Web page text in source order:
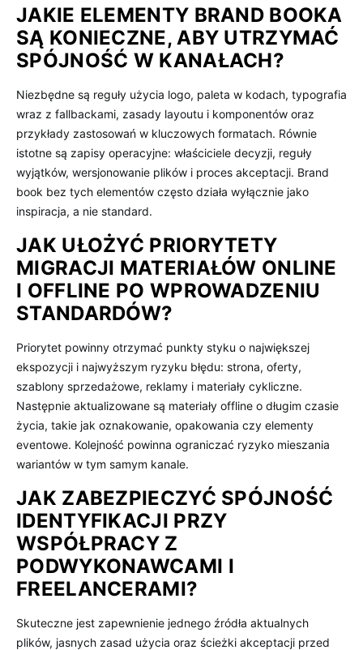
JAKIE ELEMENTY BRAND BOOKA
SĄ KONIECZNE, ABY UTRZYMAĆ
SPÓJNOŚĆ W KANAŁACH?
Niezbędne są reguły użycia logo, paleta w kodach, typografia
wraz z fallbackami, zasady layoutu i komponentów oraz
przykłady zastosowań w kluczowych formatach. Równie
istotne są zapisy operacyjne: właściciele decyzji, reguły
wyjątków, wersjonowanie plików i proces akceptacji. Brand
book bez tych elementów często działa wyłącznie jako
inspiracja, a nie standard.
JAK UŁOŻYĆ PRIORYTETY
MIGRACJI MATERIAŁÓW ONLINE
I OFFLINE PO WPROWADZENIU
STANDARDÓW?
Priorytet powinny otrzymać punkty styku o największej
ekspozycji i najwyższym ryzyku błędu: strona, oferty,
szablony sprzedażowe, reklamy i materiały cykliczne.
Następnie aktualizowane są materiały offline o długim czasie
życia, takie jak oznakowanie, opakowania czy elementy
eventowe. Kolejność powinna ograniczać ryzyko mieszania
wariantów w tym samym kanale.
JAK ZABEZPIECZYĆ SPÓJNOŚĆ
IDENTYFIKACJI PRZY
WSPÓŁPRACY Z
PODWYKONAWCAMI I
FREELANCERAMI?
Skuteczne jest zapewnienie jednego źródła aktualnych
plików, jasnych zasad użycia oraz ścieżki akceptacji przed